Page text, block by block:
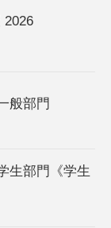
2026
般部門
生部門《学生